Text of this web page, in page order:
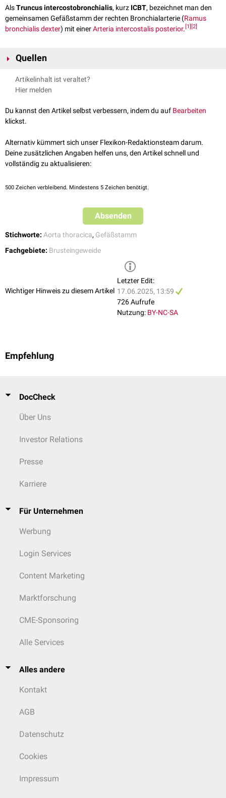
AlsTruncus intercostobronchialis, kurz ICBT, bezeichnet man den
gemeinsamen Gefäßstamm der rechten Bronchialarterie (Ramus
bronchialis dexter) mit einerArteria intercostalis posterior. 1 2
Quellen
Kocbek L, Rakuša M.
anatomical study in respect of posterior intercostal artery origin and
doi: 10.1007/s00276-017-1943-7. Epub 2017 Nov 10. PMID:
29127469.
the bronchial arteries: a meta-analysis with potential implications for
thoracic surgery and hemoptysis treatment. Sci Rep 14, 30942
(2024). https://doi.org/10.1038/s41598-024-81935-5
Artikelinhalt ist veraltet?
Hier melden
Du kannst den Artikel selbst verbessern, indem du auf Bearbeiten
klickst.
Alternativ kümmert sich unser Flexikon-Redaktionsteam darum.
Deine zusätzlichen Angaben helfen uns, den Artikel schnell und
vollständig zu aktualisieren:
500 Zeichen verbleibend. Mindestens 5 Zeichen benötigt.
Absenden
Stichworte: Aorta thoracica, Gefäßstamm
Fachgebiete: Brusteingeweide
Wichtiger Hinweis zu diesem Artikel
Letzter Edit:
17.06.2025, 13:59
726 Aufrufe
Nutzung: BY-NC-SA
Empfehlung
DocCheck
Über Uns
Investor Relations
Presse
Karriere
Für Unternehmen
Werbung
Login Services
Content Marketing
Marktforschung
CME-Sponsoring
Alle Services
Alles andere
Kontakt
AGB
Datenschutz
Cookies
Impressum